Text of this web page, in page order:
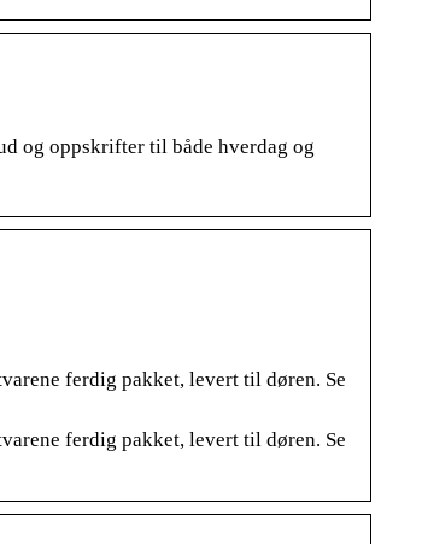
og oppskrifter til både hverdag og
ferdig pakket, levert til døren. Se
ferdig pakket, levert til døren. Se